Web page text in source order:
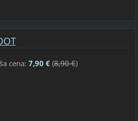
cena: 7,90 €(8,90 €)